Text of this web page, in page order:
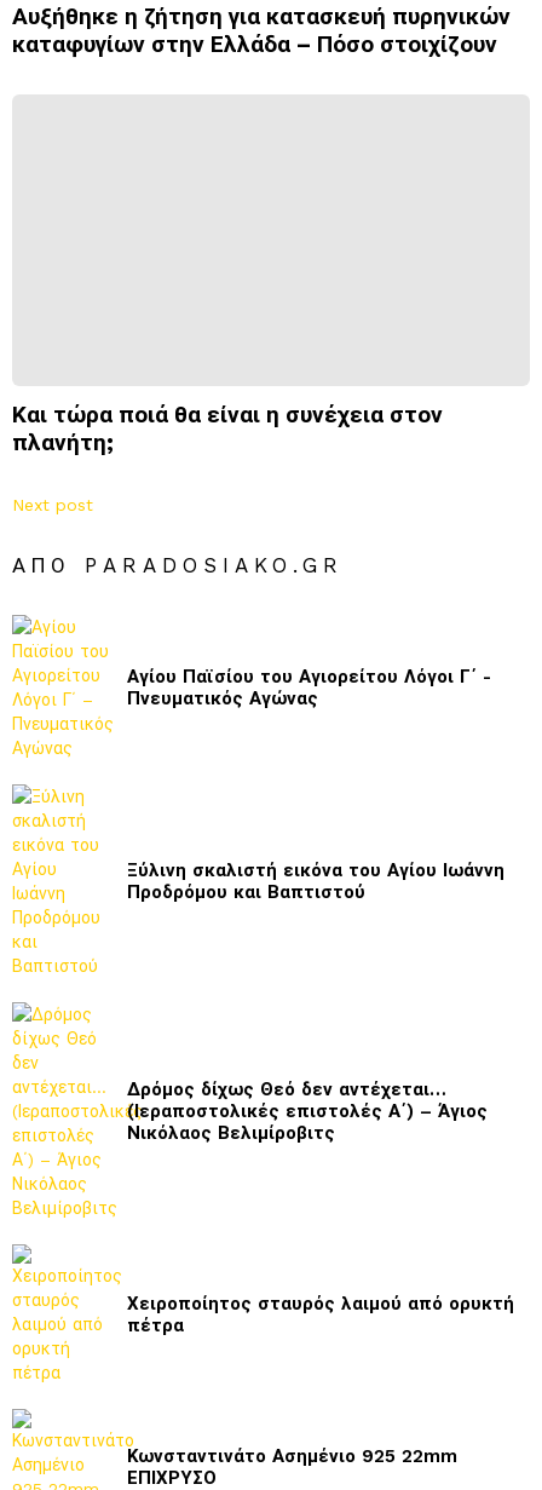
Αυξήθηκε η ζήτηση για κατασκευή πυρηνικών
καταφυγίων στην Ελλάδα – Πόσο στοιχίζουν
Και τώρα ποιά θα είναι η συνέχεια στον
πλανήτη;
Next post
ΑΠΌ PARADOSIAKO.GR
Αγίου Παϊσίου του Αγιορείτου Λόγοι Γ΄ -
Πνευματικός Αγώνας
Ξύλινη σκαλιστή εικόνα του Αγίου Ιωάννη
Προδρόμου και Βαπτιστού
Δρόμος δίχως Θεό δεν αντέχεται…
(Ιεραποστολικές επιστολές Α΄) – Άγιος
Νικόλαος Βελιμίροβιτς
Χειροποίητος σταυρός λαιμού από ορυκτή
πέτρα
Κωνσταντινάτο Ασημένιο 925 22mm
ΕΠΙΧΡΥΣΟ